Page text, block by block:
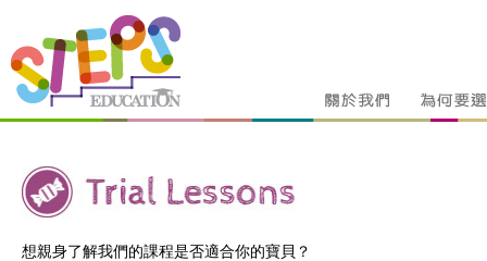
想親身了解我們的課程是否適合你的寶貝？